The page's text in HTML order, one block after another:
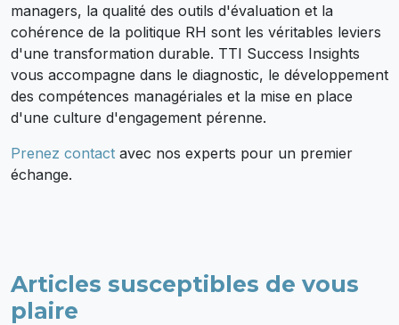
managers, la qualité des outils d'évaluation et la
cohérence de la politique RH sont les véritables leviers
d'une transformation durable. TTI Success Insights
vous accompagne dans le diagnostic, le développement
des compétences managériales et la mise en place
d'une culture d'engagement pérenne.
Prenez contact avec nos experts pour un premier
échange.
Articles susceptibles de vous
plaire